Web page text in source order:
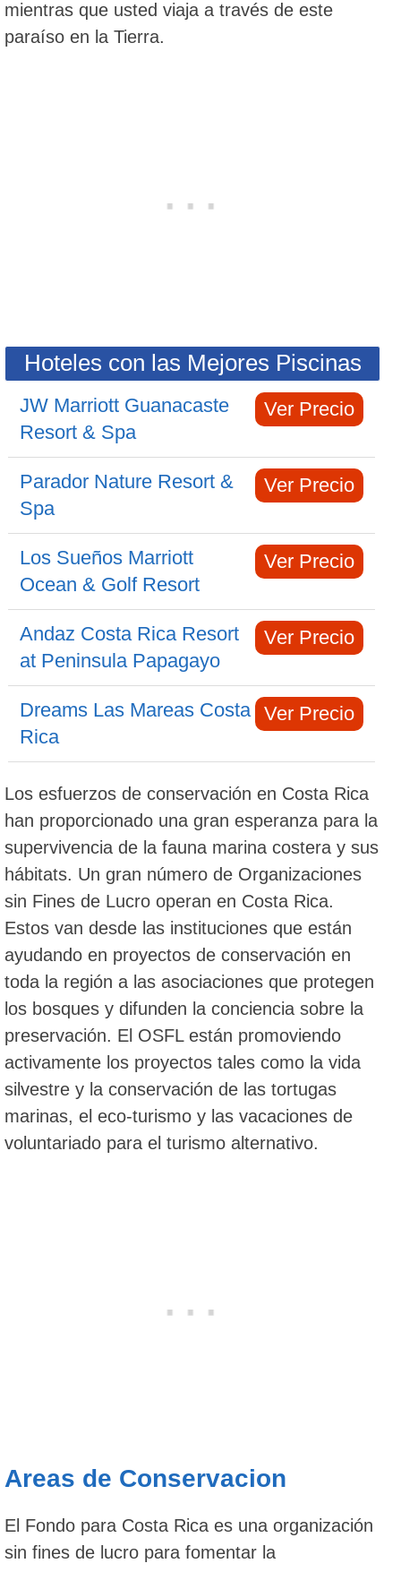
mientras que usted viaja a través de este
paraíso en la Tierra.
Hoteles con las Mejores Piscinas
JW Marriott Guanacaste
Resort & Spa
Ver Precio
Parador Nature Resort &
Spa
Ver Precio
Los Sueños Marriott
Ocean & Golf Resort
Ver Precio
Andaz Costa Rica Resort
at Peninsula Papagayo
Ver Precio
Dreams Las Mareas Costa
Rica
Ver Precio
Los esfuerzos de conservación en Costa Rica
han proporcionado una gran esperanza para la
supervivencia de la fauna marina costera y sus
hábitats. Un gran número de Organizaciones
sin Fines de Lucro operan en Costa Rica.
Estos van desde las instituciones que están
ayudando en proyectos de conservación en
toda la región a las asociaciones que protegen
los bosques y difunden la conciencia sobre la
preservación. El OSFL están promoviendo
activamente los proyectos tales como la vida
silvestre y la conservación de las tortugas
marinas, el eco-turismo y las vacaciones de
voluntariado para el turismo alternativo.
Areas de Conservacion
El Fondo para Costa Rica es una organización
sin fines de lucro para fomentar la